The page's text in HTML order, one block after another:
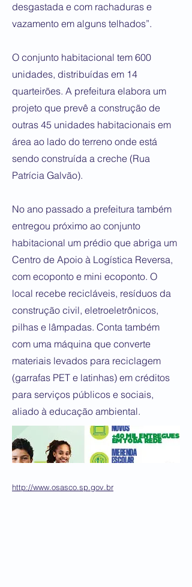
desgastada e com rachaduras e
vazamento em alguns telhados”.
O conjunto habitacional tem 600
unidades, distribuídas em 14
quarteirões. A prefeitura elabora um
projeto que prevê a construção de
outras 45 unidades habitacionais em
área ao lado do terreno onde está
sendo construída a creche (Rua
Patrícia Galvão).
No ano passado a prefeitura também
entregou próximo ao conjunto
habitacional um prédio que abriga um
Centro de Apoio à Logística Reversa,
com ecoponto e mini ecoponto. O
local recebe recicláveis, resíduos da
construção civil, eletroeletrônicos,
pilhas e lâmpadas. Conta também
com uma máquina que converte
materiais levados para reciclagem
(garrafas PET e latinhas) em créditos
para serviços públicos e sociais,
aliado à educação ambiental.
http://www.osasco.sp.gov.br